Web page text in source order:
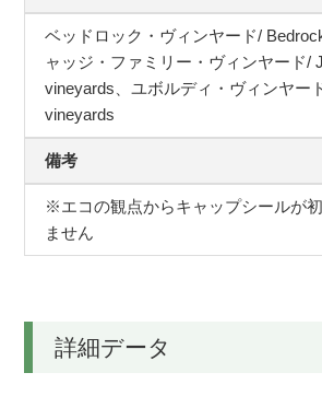
ベッドロック・ヴィンヤード/
ャッジ・ファミリー・ヴィンヤード/
vineyards、ユボルディ・ヴィンヤー
vineyards
備考
※エコの観点からキャップシールが
ません
詳細データ